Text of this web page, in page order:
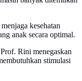
kesehatan
anak secara optimal.
Rini menegaskan
stimulasi